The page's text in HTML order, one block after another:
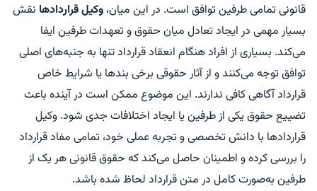
قانونی تمامی طرفین توافق است. در این میان، وکیل قراردادها نقش
بسیار مهمی در ایجاد تعادل میان حقوق و تعهدات طرفین ایفا
می‌کند. بسیاری از افراد هنگام انعقاد قرارداد تنها به جنبه‌های اصلی
توافق توجه می‌کنند و از آثار حقوقی برخی بندها یا شرایط خاص
قرارداد آگاهی کافی ندارند. این موضوع ممکن است در آینده باعث
تضییع حقوق یکی از طرفین یا ایجاد اختلافات جدی شود. وکیل
قراردادها با دانش تخصصی و تجربه عملی خود، تمامی مفاد قرارداد
را بررسی کرده و اطمینان حاصل می‌کند که حقوق قانونی هر یک از
طرفین به‌صورت کامل در متن قرارداد لحاظ شده باشد.